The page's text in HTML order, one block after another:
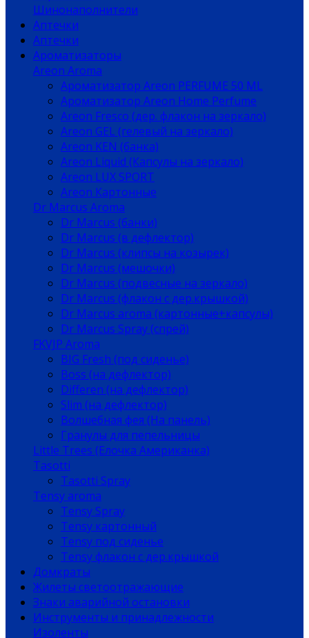
Шинонаполнители
Аптечки
Аптечки
Ароматизаторы
Areon Aroma
Ароматизатор Areon PERFUME 50 ML
Ароматизатор Areon Home Perfume
Areon Fresco (дер. флакон на зеркало)
Areon GEL (гелевый на зеркало)
Areon KEN (банка)
Areon Liquid (Капсулы на зеркало)
Areon LUX SPORT
Areon Картонные
Dr Marcus Aroma
Dr Marcus (банки)
Dr Marcus (в дефлектор)
Dr Marcus (клипсы на козырек)
Dr Marcus (мешочки)
Dr Marcus (подвесные на зеркало)
Dr Marcus (флакон с дер.крышкой)
Dr Marcus aroma (картонные+капсулы)
Dr Marcus Spray (спрей)
FKVJP Aroma
BIG Fresh (под сиденье)
Boss (на дефлектор)
Differen (на дефлектор)
Slim (на дефлектор)
Волшебная фея (На панель)
Гранулы для пепельницы
Little Trees (Елочка Американка)
Tasotti
Tasotti Spray
Tensy aroma
Tensy Spray
Tensy картонный
Tensy под сиденье
Tensy флакон с дер.крышкой
Домкраты
Жилеты светоотражающие
Знаки аварийной остановки
Инструменты и принадлежности
Изоленты